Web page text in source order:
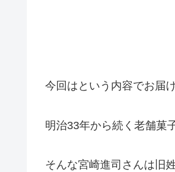
今回は という内容でお届
明治33年から続く老舗菓
そんな宮崎進司さんは旧